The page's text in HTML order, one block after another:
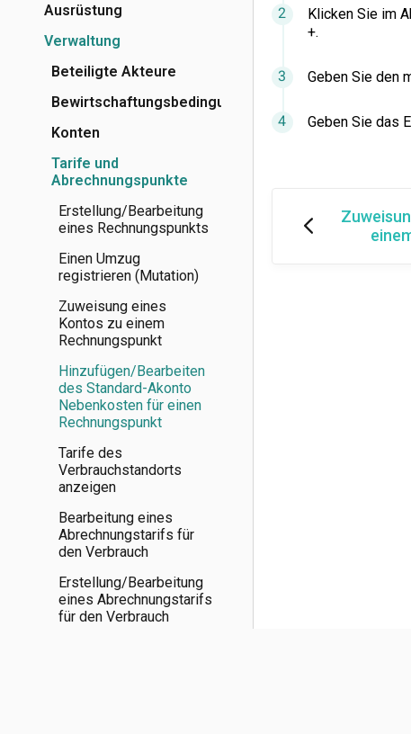
Ausrüstung
Verwaltung
Beteiligte Akteure
Bewirtschaftungsbedingungen
Konten
Tarife und
Abrechnungspunkte
Erstellung/Bearbeitung
eines Rechnungspunkts
Einen Umzug
registrieren (Mutation)
Zuweisung eines
Kontos zu einem
Rechnungspunkt
Hinzufügen/Bearbeiten
des Standard-Akonto
Nebenkosten für einen
Rechnungspunkt
Tarife des
Verbrauchstandorts
anzeigen
Bearbeitung eines
Abrechnungstarifs für
den Verbrauch
Erstellung/Bearbeitung
eines Abrechnungstarifs
für den Verbrauch
Klicken Sie im
+.
Geben Sie den
Geben Sie das